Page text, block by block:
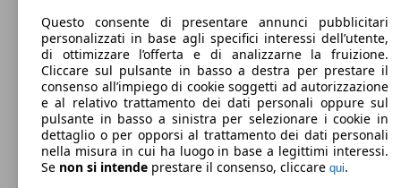
116 g/km
Emissioni di CO2 (combinato)*
Questo consente di presentare annunci pubblicitari
personalizzati in base agli specifici interessi dell’utente,
di ottimizzare l’offerta e di analizzarne la fruizione.
Cliccare sul pulsante in basso a destra per prestare il
consenso all’impiego di cookie soggetti ad autorizzazione
e al relativo trattamento dei dati personali oppure sul
pulsante in basso a sinistra per selezionare i cookie in
dettaglio o per opporsi al trattamento dei dati personali
nella misura in cui ha luogo in base a legittimi interessi.
Se non si intende prestare il consenso, cliccare qui.